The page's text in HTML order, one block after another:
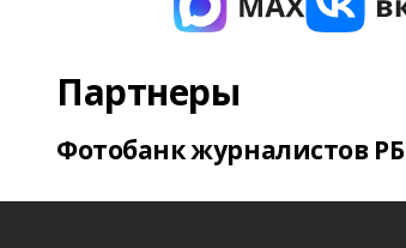
Партнеры
Фотобанк журналистов РБ